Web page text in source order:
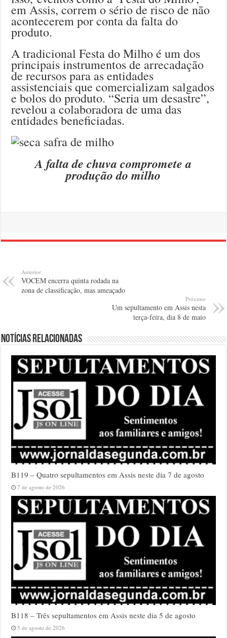
em Assis, correm o sério de risco de não
acontecerem por conta da falta do
produto.
A tradicional Festa do Milho é um dos
principais instrumentos de arrecadação
de recursos para as entidades
assistenciais que comercializam salgados
e bolos do produto. “Seria um desastre”,
revelou a colaboradora de uma das
entidades beneficiadas.
A falta de chuva compromete a
produção do milho
Anterior
VOCEM encerra quinta rodada na
zona de classificação, mas ameaçado
Próximo
Um sepultamento em Assis nesta
terça-feira, dia 8 de maio
Notícias relacionadas
B119 – Quatro sepultamentos em Assis neste dia 7 de agosto
7 de agosto de 2026
B118 – Três sepultamentos em Assis neste dia 5 de agosto
5 de agosto de 2026